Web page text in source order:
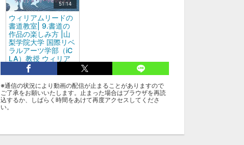
51:14
ウィリアムリードの
書道教室| 9.書道の
作品の楽しみ方 |山
梨学院大学 国際リベ
ラルアーツ学部（iC
LA）教授 ウィリア
ム・リード
タグ
※通信の状況により動画の配信が止まることがありますので
ご了承をお願いいたします。止まった場合はブラウザを再読
込するか、しばらく時間をあけて再度アクセスしてくださ
い。